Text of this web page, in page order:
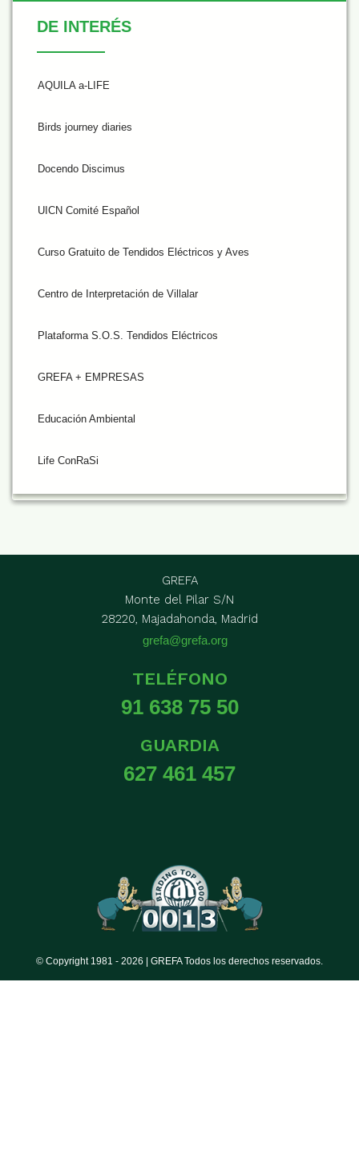
De Interés
DE INTERÉS
AQUILA a-LIFE
Birds journey diaries
Docendo Discimus
UICN Comité Español
Curso Gratuito de Tendidos Eléctricos y Aves
Centro de Interpretación de Villalar
Plataforma S.O.S. Tendidos Eléctricos
GREFA + EMPRESAS
Educación Ambiental
Life ConRaSi
GREFA
Monte del Pilar S/N
28220, Majadahonda, Madrid
grefa@grefa.org
TELÉFONO
91 638 75 50
GUARDIA
627 461 457
© Copyright 1981 - 2026 | GREFA Todos los derechos reservados.